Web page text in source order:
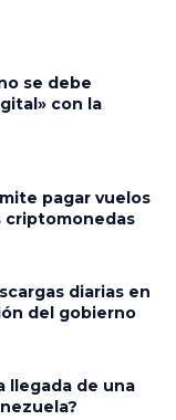
se debe
con la
pagar vuelos
criptomonedas
diarias en
del gobierno
llegada de una